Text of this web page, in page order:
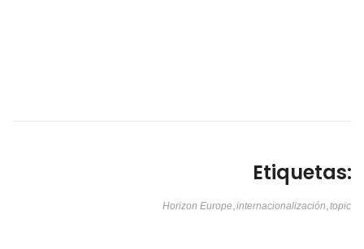
Etiquetas:
Horizon Europe,internacionalización,topic